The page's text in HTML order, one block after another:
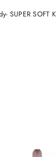
SUPER SOFT